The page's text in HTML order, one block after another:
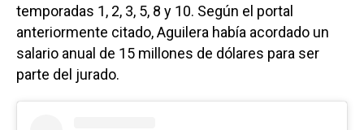
temporadas 1, 2, 3, 5, 8 y 10. Según el portal
anteriormente citado, Aguilera había acordado un
salario anual de 15 millones de dólares para ser
parte del jurado.